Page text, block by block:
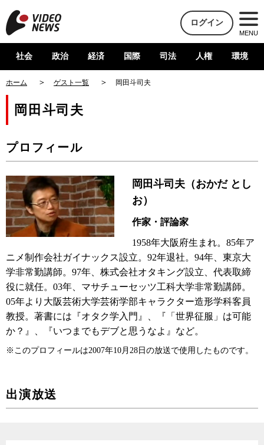
ログイン
MENU
社会 政治 経済 国際 司法 人権 環境
ホーム ゲスト一覧 岡田斗司夫
岡田斗司夫
プロフィール
岡田斗司夫（おかだ とし
お）
作家・評論家
1958年大阪府生まれ。85年ア
ニメ制作会社ガイナックス設立。92年退社。94年、東京大
学非常勤講師。97年、株式会社オタキング設立、代表取締
役に就任。03年、マサチューセッツ工科大学非常勤講師。
05年より大阪芸術大学芸術学部キャラクター造形学科客員
教授。著書には『オタク学入門』、『「世界征服」は可能
か？』、『いつまでもデブと思うなよ』など。
※このプロフィールは2007年10月28日の放送で使用したものです。
出演放送